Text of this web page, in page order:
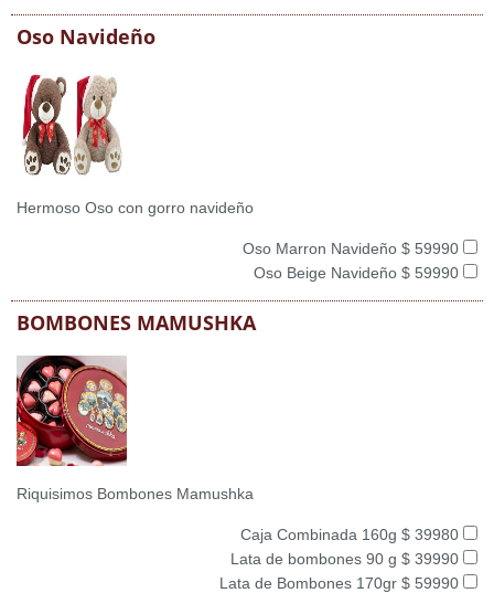
Oso Navideño
Hermoso Oso con gorro navideño
Oso Marron Navideño $ 59990
Oso Beige Navideño $ 59990
BOMBONES MAMUSHKA
Riquisimos Bombones Mamushka
Caja Combinada 160g $ 39980
Lata de bombones 90 g $ 39990
Lata de Bombones 170gr $ 59990